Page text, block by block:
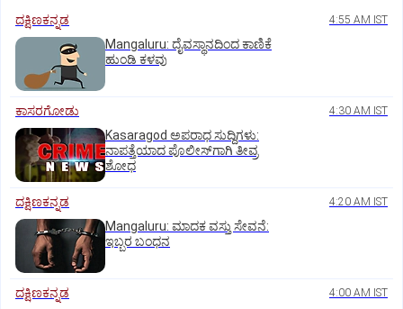
ದಕ್ಷಿಣಕನ್ನಡ 4:55 AM IST
Mangaluru: ದೈವಸ್ಥಾನದಿಂದ ಕಾಣಿಕೆ
ಹುಂಡಿ ಕಳವು
ಕಾಸರಗೋಡು 4:30 AM IST
Kasaragod ಅಪರಾಧ ಸುದ್ದಿಗಳು:
ನಾಪತ್ತೆಯಾದ ಪೊಲೀಸ್‌ಗಾಗಿ ತೀವ್ರ
ಶೋಧ
ದಕ್ಷಿಣಕನ್ನಡ 4:20 AM IST
Mangaluru: ಮಾದಕ ವಸ್ತು ಸೇವನೆ:
ಇಬ್ಬರ ಬಂಧನ
ದಕ್ಷಿಣಕನ್ನಡ 4:00 AM IST